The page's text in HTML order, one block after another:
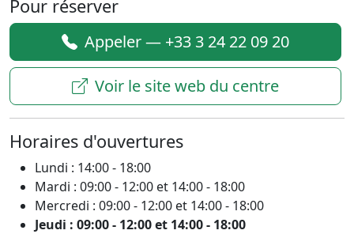
Pour réserver
Appeler — +33 3 24 22 09 20
Voir le site web du centre
Horaires d'ouvertures
Lundi : 14:00 - 18:00
Mardi : 09:00 - 12:00 et 14:00 - 18:00
Mercredi : 09:00 - 12:00 et 14:00 - 18:00
Jeudi : 09:00 - 12:00 et 14:00 - 18:00